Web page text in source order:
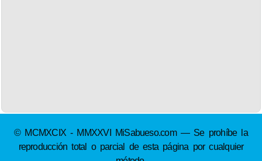
© MCMXCIX - MMXXVI MiSabueso.com — Se prohíbe la
reproducción total o parcial de esta página por cualquier